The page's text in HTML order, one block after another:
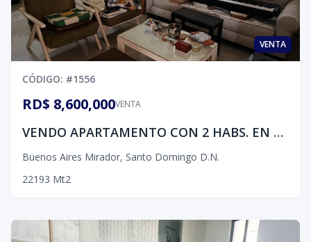
VENTA
CÓDIGO: #1556
VENTA
RD$ 8,600,000
VENDO APARTAMENTO CON 2 HABS. EN BUENOS AIRES DEL MIRADOR
Buenos Aires Mirador, Santo Domingo D.N.
22193 Mt2